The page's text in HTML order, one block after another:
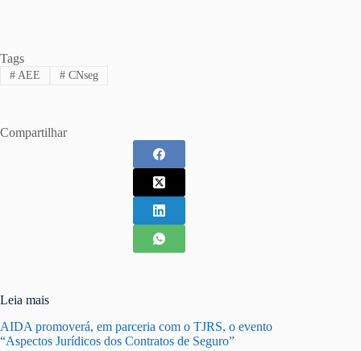
Tags
#AEE #CNseg
Compartilhar
Leia mais
AIDA promoverá, em parceria com o TJRS, o evento
“Aspectos Jurídicos dos Contratos de Seguro”